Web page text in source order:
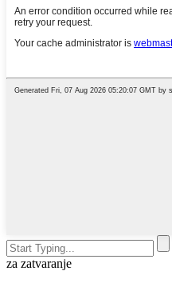
za zatvaranje